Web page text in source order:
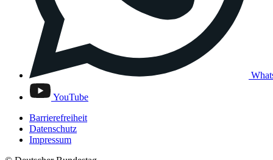
YouTube
Barrierefreiheit
Datenschutz
Impressum